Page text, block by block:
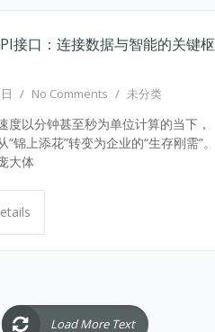
接口：连接数据与智能的关键枢
/ No Comments / 未分类
度以分钟甚至秒为单位计算的当下，
“锦上添花”转变为企业的“生存刚需”。
大体
Load More Text